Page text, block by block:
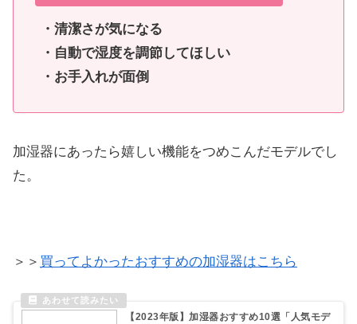
・清潔さが気になる
・自動で湿度を調節してほしい
・お手入れが面倒
加湿器にあったら嬉しい機能をつめこんだモデルでし
た。
＞＞ 買ってよかったおすすめの加湿器はこちら
【2023年版】加湿器おすすめ10選「人気モデ